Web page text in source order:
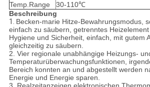
Temp.Range
30-110℃
Beschreibung
1. Becken-marie Hitze-Bewahrungsmodus,
einfach zu säubern, getrenntes
Hygiene und Sicherheit, einfach, mit gutem
gleichzeitig zu säubern.
2. Vier regionale unabhängige Heizungs-
Temperaturüberwachungsfunktionen,
Bereich konnten an und abgestellt werden
Energie und Energie sparen.